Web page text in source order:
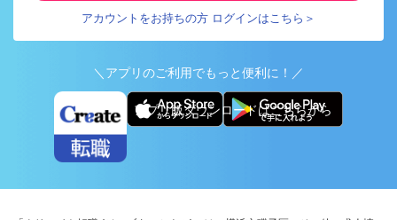
アカウントをお持ちの方 ログインはこちら＞
＼アプリのご利用でもっと便利に！／
アプリ版ダウンロードはこちらから